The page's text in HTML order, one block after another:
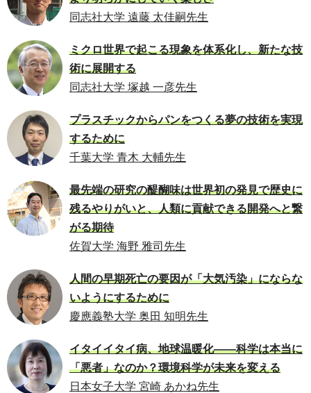
同志社大学 遠藤 太佳嗣先生
ミクロ世界で起こる現象を体系化し、新たな技
術に展開する
同志社大学 塚越 一彦先生
プラスチックからパンをつくる夢の技術を実現
するために
千葉大学 青木 大輔先生
最先端の研究の醍醐味は世界初の発見で歴史に
残るやりがいと、人類に貢献できる開発へと繋
がる期待
佐賀大学 海野 雅司先生
人間の早期死亡の要因が「大気汚染」にならな
いようにするために
慶應義塾大学 奥田 知明先生
イタイイタイ病、地球温暖化――科学は本当に
「悪者」なのか？環境科学が未来を変える
日本女子大学 宮崎 あかね先生